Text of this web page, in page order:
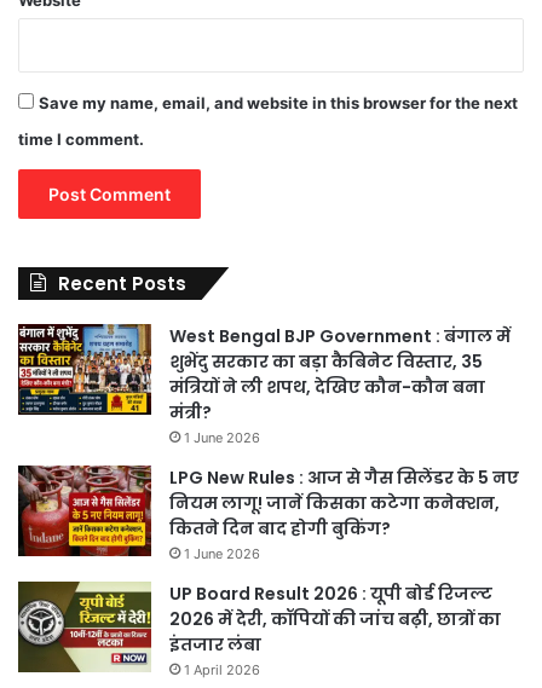
Save my name, email, and website in this browser for the next
time I comment.
Recent Posts
West Bengal BJP Government : बंगाल में
शुभेंदु सरकार का बड़ा कैबिनेट विस्तार, 35
मंत्रियों ने ली शपथ, देखिए कौन-कौन बना
मंत्री?
1 June 2026
LPG New Rules : आज से गैस सिलेंडर के 5 नए
नियम लागू! जानें किसका कटेगा कनेक्शन,
कितने दिन बाद होगी बुकिंग?
1 June 2026
UP Board Result 2026 : यूपी बोर्ड रिजल्ट
2026 में देरी, कॉपियों की जांच बढ़ी, छात्रों का
इंतजार लंबा
1 April 2026